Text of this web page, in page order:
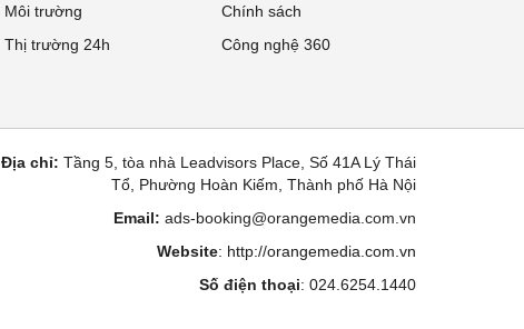
Môi trường
Chính sách
Thị trường 24h
Công nghệ 360
Địa chỉ: Tầng 5, tòa nhà Leadvisors Place, Số 41A Lý Thái
Tổ, Phường Hoàn Kiếm, Thành phố Hà Nội
Email: ads-booking@orangemedia.com.vn
Website: http://orangemedia.com.vn
Số điện thoại: 024.6254.1440